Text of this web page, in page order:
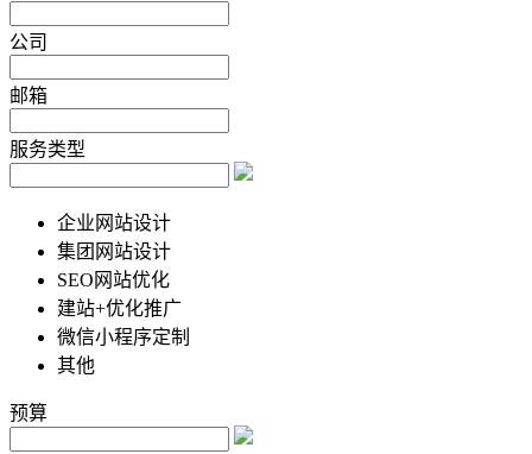
公司
邮箱
服务类型
企业网站设计
集团网站设计
SEO网站优化
建站+优化推广
微信小程序定制
其他
预算